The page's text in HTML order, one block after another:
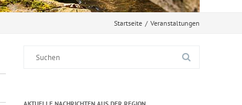
Startseite / Veranstaltungen